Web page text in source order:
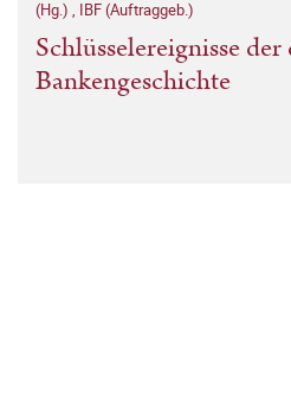
(Hg.) , IBF (Auftraggeb.)
Schlüsselereignisse
Bankengeschichte